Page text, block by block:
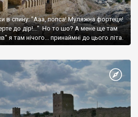
в спину: "Ааа, попса! Муляжна фортеця!
до дір!..." Но то шо? А мене ще там
я там нічого... принаймні до цього літа.